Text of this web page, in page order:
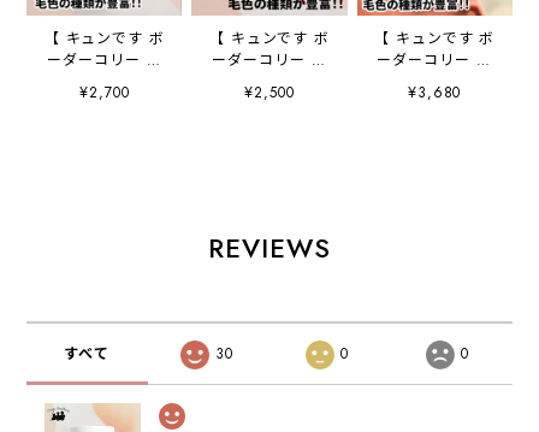
【 キュンです ボ
ーダーコリー 】
スマホケース ク
リアソフトケー
¥2,700
【 キュンです ボ
ーダーコリー 】
キャニスター 保
存容器 お家用
¥2,500
【 キュンです ボ
ーダーコリー 】
手帳 スマホケー
ス 犬 うちの
¥3,680
REVIEWS
すべて 30 0 0